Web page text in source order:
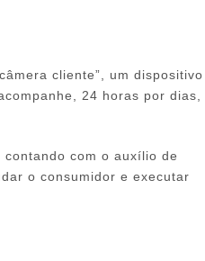
cliente”, um dispositivo
24 horas por dias,
com o auxílio de
o consumidor e executar